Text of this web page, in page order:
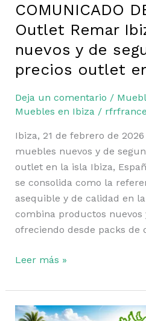
COMUNICADO
Outlet Remar
nuevos y de
precios outlet
Deja un comentario /
Muebles en Ibiza/
Ibiza, 21 de febrero de
muebles nuevos y de
outlet en la isla Ibiza,
se consolida como la
asequible y de calidad en
combina productos nuevos
ofreciendo desde packs de
COMUNICADO
DE
PRENSA
–
Outlet
Ibiza:
muebles
nuevos
y
de
segunda
mano
a
precios
en
isla
Leer más »
Mejores